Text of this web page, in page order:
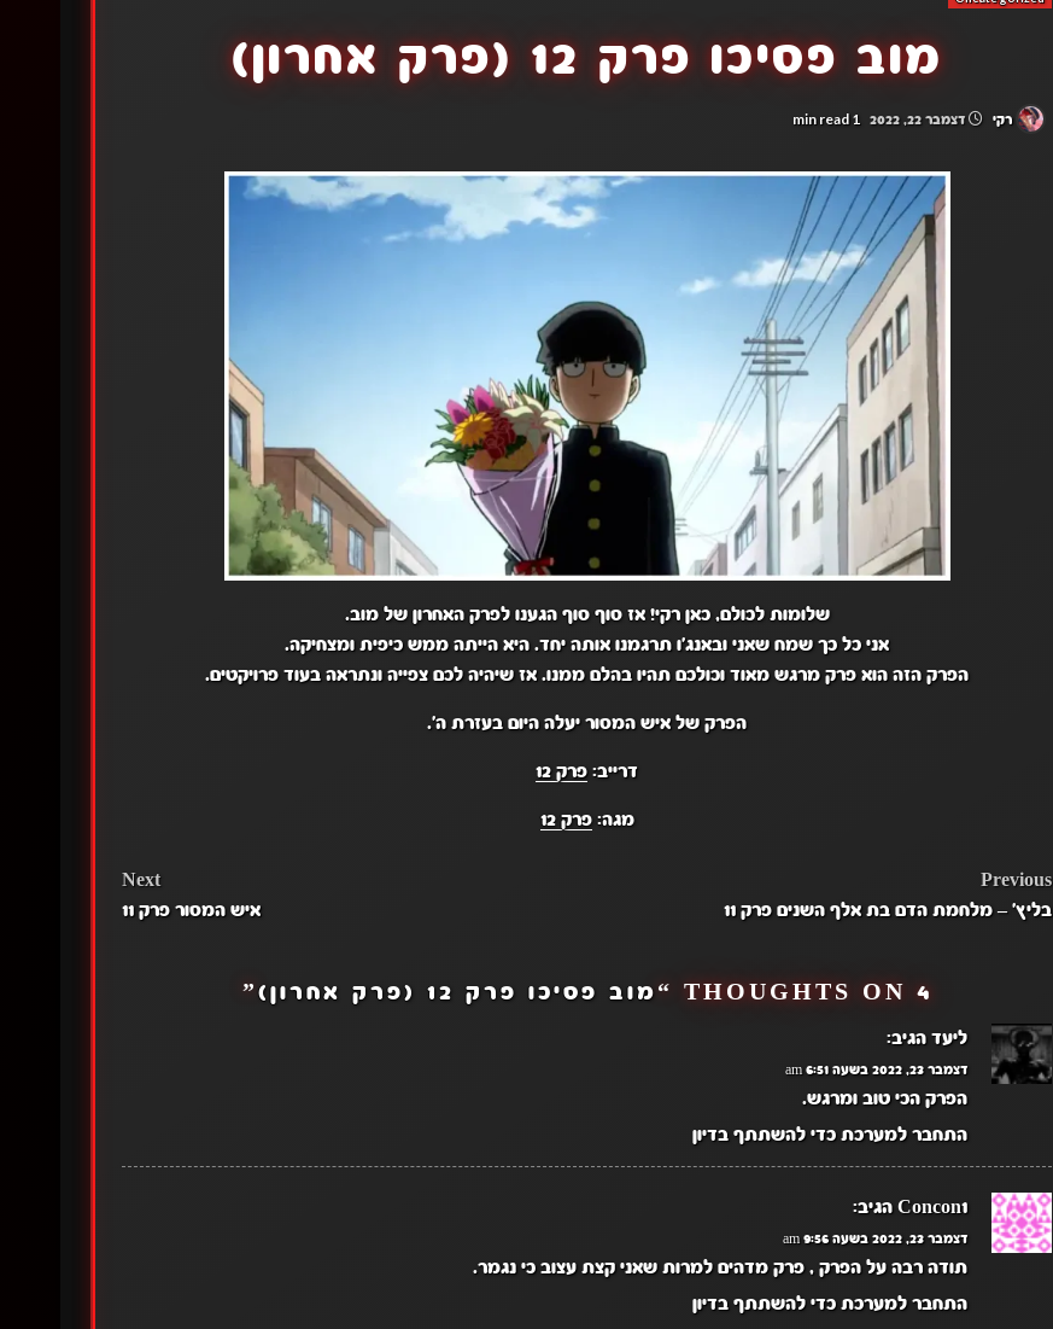
מוב פסיכו פרק 12 (פרק אחרון)
רקי דצמבר 22, 2022 1 min read
שלומות לכולם, כאן רקי! אז סוף סוף הגענו לפרק האחרון של מוב.
אני כל כך שמח שאני ובאנג'ו תרגמנו אותה יחד. היא הייתה ממש כיפית ומצחיקה.
הפרק הזה הוא פרק מרגש מאוד וכולכם תהיו בהלם ממנו. אז שיהיה לכם צפייה ונתראה בעוד פרויקטים.
הפרק של איש המסור יעלה היום בעזרת ה'.
דרייב: פרק 12
מגה:פרק 12
POST
Previous
בליץ' – מלחמת הדם בת אלף השנים פרק 11
Next
איש המסור פרק 11
4 THOUGHTS ON “ מוב פסיכו פרק 12 (פרק אחרון) ”
ליעד הגיב:
דצמבר 23, 2022 בשעה 6:51 am
הפרק הכי טוב ומרגש.
התחבר למערכת כדי להשתתף בדיון
Concon1 הגיב:
דצמבר 23, 2022 בשעה 9:56 am
תודה רבה על הפרק , פרק מדהים למרות שאני קצת עצוב כי נגמר.
התחבר למערכת כדי להשתתף בדיון